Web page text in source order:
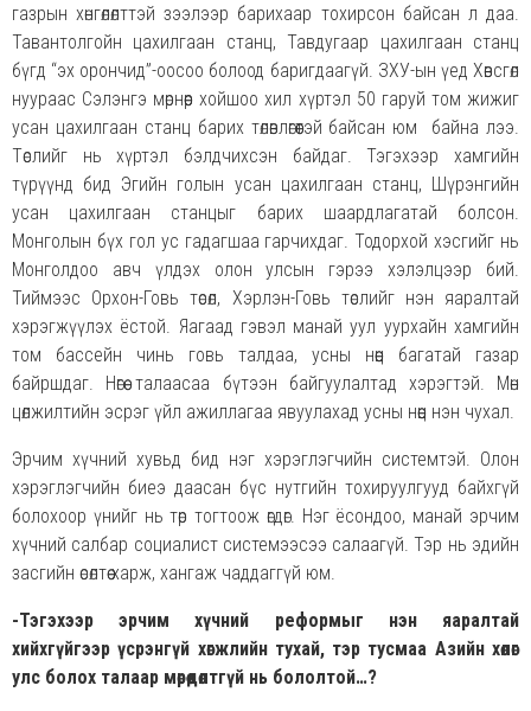
газрын хөнгөлөлттэй зээлээр барихаар тохирсон байсан л даа.
Тавантолгойн цахилгаан станц, Тавдугаар цахилгаан станц
бүгд “эх орончид”-оосоо болоод баригдаагүй. ЗХУ-ын үед Хөвсгөл
нуураас Сэлэнгэ мөрнөөр хойшоо хил хүртэл 50 гаруй том жижиг
усан цахилгаан станц барих төлөвлөгөөтэй байсан юм байна лээ.
Төслийг нь хүртэл бэлдчихсэн байдаг. Тэгэхээр хамгийн
түрүүнд бид Эгийн голын усан цахилгаан станц, Шүрэнгийн
усан цахилгаан станцыг барих шаардлагатай болсон.
Монголын бүх гол ус гадагшаа гарчихдаг. Тодорхой хэсгийг нь
Монголдоо авч үлдэх олон улсын гэрээ хэлэлцээр бий.
Тиймээс Орхон-Говь төсөл, Хэрлэн-Говь төслийг нэн яаралтай
хэрэгжүүлэх ёстой. Яагаад гэвэл манай уул уурхайн хамгийн
том бассейн чинь говь талдаа, усны нөөц багатай газар
байршдаг. Нөгөө талаасаа бүтээн байгуулалтад хэрэгтэй. Мөн
цөлжилтийн эсрэг үйл ажиллагаа явуулахад усны нөөц нэн чухал.
Эрчим хүчний хувьд бид нэг хэрэглэгчийн системтэй. Олон
хэрэглэгчийн биеэ даасан бүс нутгийн тохируулгууд байхгүй
болохоор үнийг нь төр тогтоож өгдөг. Нэг ёсондоо, манай эрчим
хүчний салбар социалист системээсээ салаагүй. Тэр нь эдийн
засгийн өсөлтөө харж, хангаж чаддаггүй юм.
-Тэгэхээр эрчим хүчний реформыг нэн яаралтай
хийхгүйгээр үсрэнгүй хөгжлийн тухай, тэр тусмаа Азийн хөлөг
улс болох талаар мөрөөдөлтгүй нь бололтой…?